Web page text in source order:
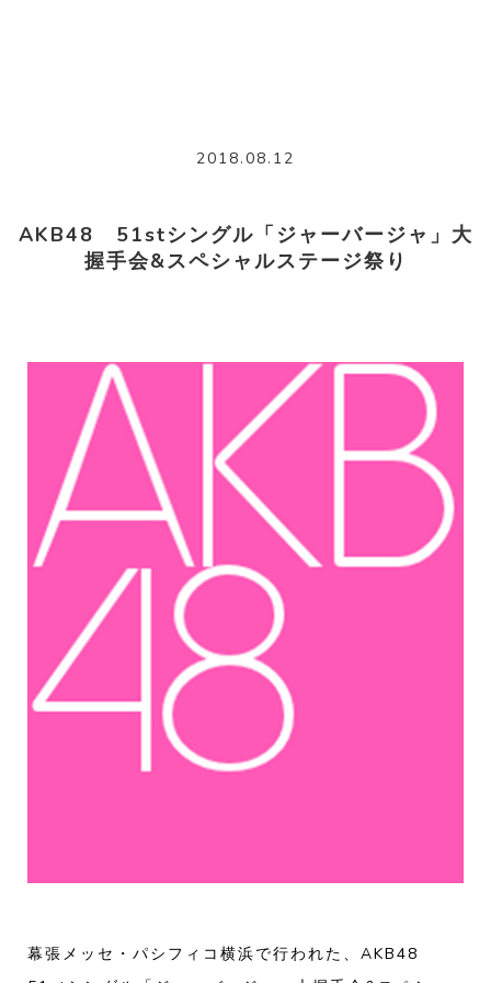
2018.08.12
AKB48 51stシングル「ジャーバージャ」大
握手会&スペシャルステージ祭り
幕張メッセ・パシフィコ横浜で行われた、AKB48